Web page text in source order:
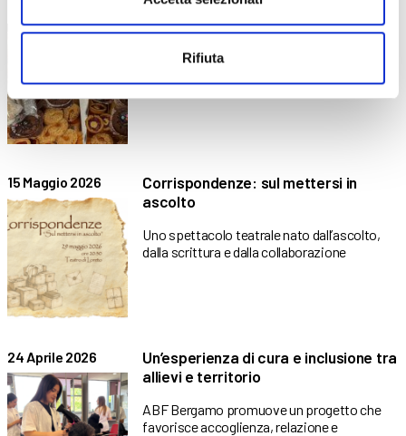
Rifiuta
Laboratorio di pasticceria “Baby
Chef” in collaborazione con ENS
Una mattinata all’insegna del divertimento in
15 Maggio 2026
Corrispondenze: sul mettersi in
ascolto
Uno spettacolo teatrale nato dall’ascolto,
dalla scrittura e dalla collaborazione
24 Aprile 2026
Un’esperienza di cura e inclusione tra
allievi e territorio
ABF Bergamo promuove un progetto che
favorisce accoglienza, relazione e